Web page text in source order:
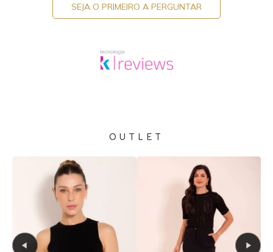
SEJA O PRIMEIRO A PERGUNTAR
OUTLET